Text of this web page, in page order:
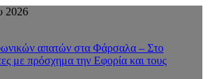
2026
απατών στα Φάρσαλα – Στο
με πρόσχημα την Εφορία και τους